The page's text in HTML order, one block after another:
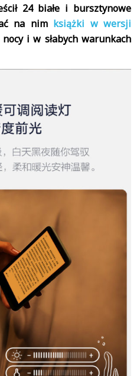
24 białe i bursztynowe
na nim książki w wersji
i w słabych warunkach